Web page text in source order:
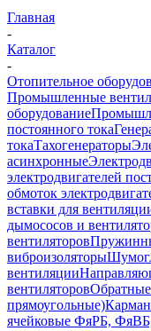
Главная
-
Каталог
-
Отопительное
Промышленные
оборудование
постоянного тока
токаТахогенераторы
асинхронные
электродвигателей
обмоток
вставки для
дымососов и
вентиляторов
виброизоляторы
вентиляции
вентиляторов
прямоугольные)
ячейковые ФяРБ,